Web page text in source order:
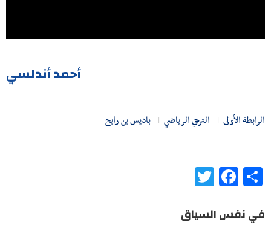
أحمد أندلسي
الرابطة الأولى الترجي الرياضي باديس بن رابح
Share
Facebook
في نفس السياق